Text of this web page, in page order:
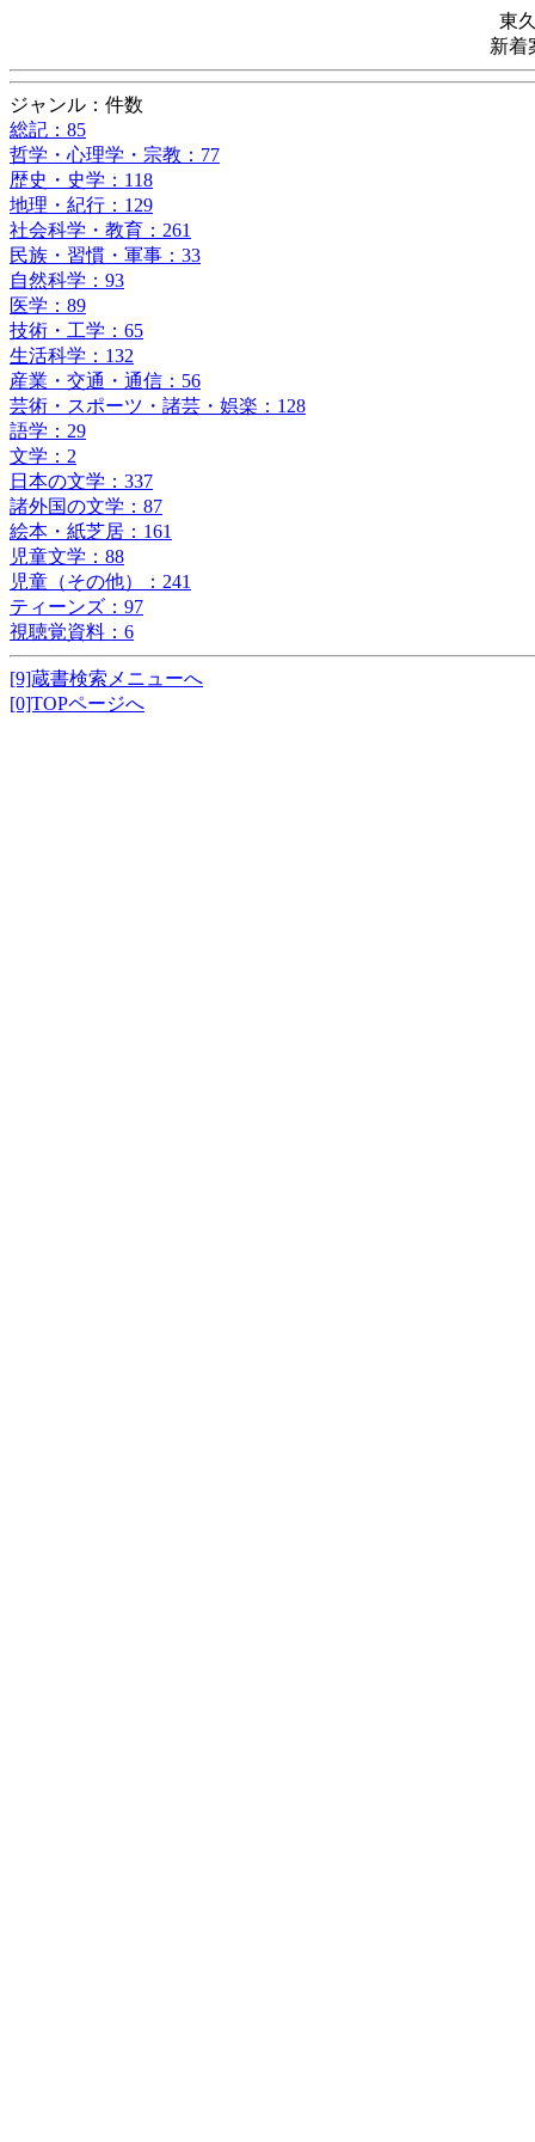
東
新着
ジャンル：件数
総記：85
哲学・心理学・宗教：77
歴史・史学：118
地理・紀行：129
社会科学・教育：261
民族・習慣・軍事：33
自然科学：93
医学：89
技術・工学：65
生活科学：132
産業・交通・通信：56
芸術・スポーツ・諸芸・娯楽：128
語学：29
文学：2
日本の文学：337
諸外国の文学：87
絵本・紙芝居：161
児童文学：88
児童（その他）：241
ティーンズ：97
視聴覚資料：6
[9]蔵書検索メニューへ
[0]TOPページへ